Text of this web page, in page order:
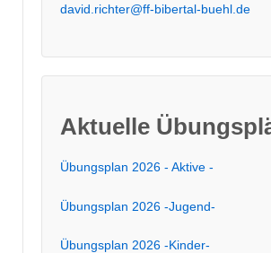
david.richter@ff-bibertal-buehl.de
Aktuelle
Übungsplan 2026 - Aktive -
Übungsplan 2026 -Jugend-
Übungsplan 2026 -Kinder-